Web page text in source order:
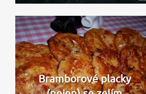
Bramborové placky